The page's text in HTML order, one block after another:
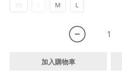
XS M L
加入購物車